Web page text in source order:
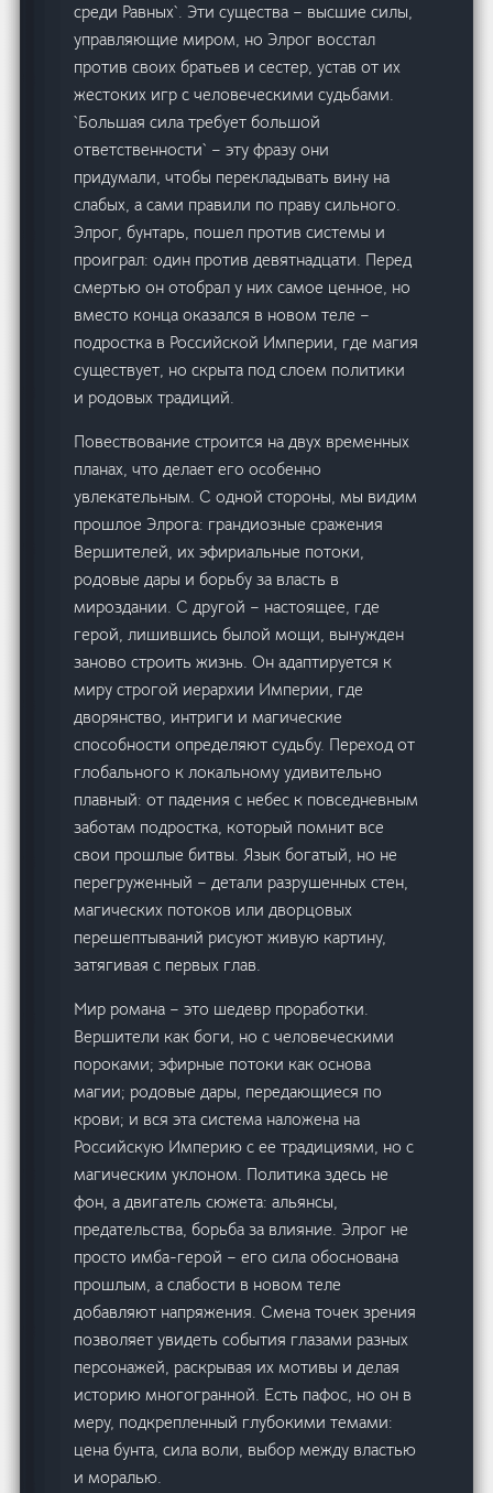
среди Равных`. Эти существа – высшие силы,
управляющие миром, но Элрог восстал
против своих братьев и сестер, устав от их
жестоких игр с человеческими судьбами.
`Большая сила требует большой
ответственности` – эту фразу они
придумали, чтобы перекладывать вину на
слабых, а сами правили по праву сильного.
Элрог, бунтарь, пошел против системы и
проиграл: один против девятнадцати. Перед
смертью он отобрал у них самое ценное, но
вместо конца оказался в новом теле –
подростка в Российской Империи, где магия
существует, но скрыта под слоем политики
и родовых традиций.
Повествование строится на двух временных
планах, что делает его особенно
увлекательным. С одной стороны, мы видим
прошлое Элрога: грандиозные сражения
Вершителей, их эфириальные потоки,
родовые дары и борьбу за власть в
мироздании. С другой – настоящее, где
герой, лишившись былой мощи, вынужден
заново строить жизнь. Он адаптируется к
миру строгой иерархии Империи, где
дворянство, интриги и магические
способности определяют судьбу. Переход от
глобального к локальному удивительно
плавный: от падения с небес к повседневным
заботам подростка, который помнит все
свои прошлые битвы. Язык богатый, но не
перегруженный – детали разрушенных стен,
магических потоков или дворцовых
перешептываний рисуют живую картину,
затягивая с первых глав.
Мир романа – это шедевр проработки.
Вершители как боги, но с человеческими
пороками; эфирные потоки как основа
магии; родовые дары, передающиеся по
крови; и вся эта система наложена на
Российскую Империю с ее традициями, но с
магическим уклоном. Политика здесь не
фон, а двигатель сюжета: альянсы,
предательства, борьба за влияние. Элрог не
просто имба-герой – его сила обоснована
прошлым, а слабости в новом теле
добавляют напряжения. Смена точек зрения
позволяет увидеть события глазами разных
персонажей, раскрывая их мотивы и делая
историю многогранной. Есть пафос, но он в
меру, подкрепленный глубокими темами:
цена бунта, сила воли, выбор между властью
и моралью.